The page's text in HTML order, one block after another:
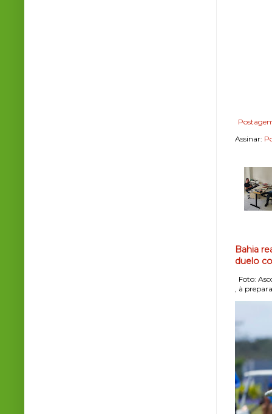
Assinar:
Bahia
duelo
Foto:
, à